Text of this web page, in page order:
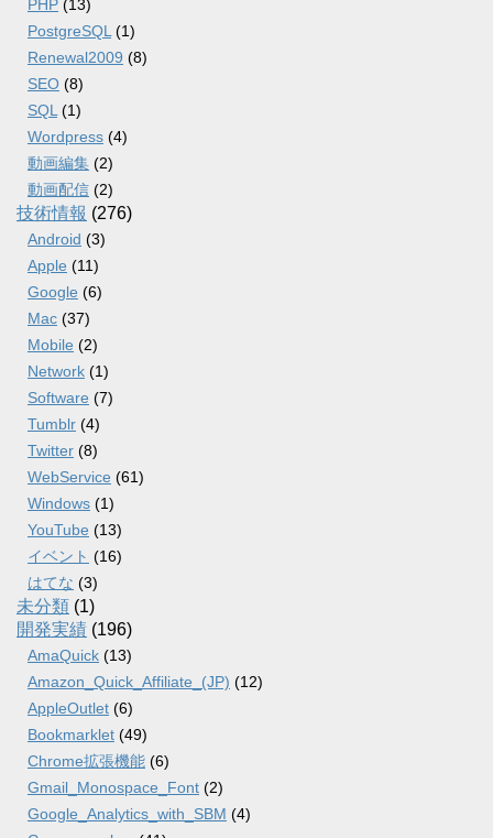
PHP (13)
PostgreSQL (1)
Renewal2009 (8)
SEO (8)
SQL (1)
Wordpress (4)
動画編集 (2)
動画配信 (2)
技術情報 (276)
Android (3)
Apple (11)
Google (6)
Mac (37)
Mobile (2)
Network (1)
Software (7)
Tumblr (4)
Twitter (8)
WebService (61)
Windows (1)
YouTube (13)
イベント (16)
はてな (3)
未分類 (1)
開発実績 (196)
AmaQuick (13)
Amazon_Quick_Affiliate_(JP) (12)
AppleOutlet (6)
Bookmarklet (49)
Chrome拡張機能 (6)
Gmail_Monospace_Font (2)
Google_Analytics_with_SBM (4)